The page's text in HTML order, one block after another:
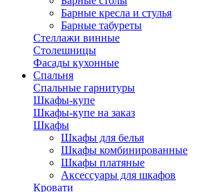
Барные кресла и стулья
Барные табуреты
Стеллажи винные
Столешницы
Фасады кухонные
Спальня
Спальные гарнитуры
Шкафы-купе
Шкафы-купе на заказ
Шкафы
Шкафы для белья
Шкафы комбинированные
Шкафы платяные
Аксессуары для шкафов
Кровати